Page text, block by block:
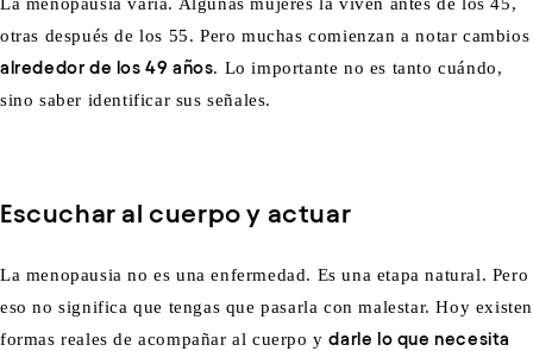
La menopausia varía. Algunas mujeres la viven antes de los 45,
otras después de los 55. Pero muchas comienzan a notar cambios
alrededor de los 49 años. Lo importante no es tanto cuándo,
sino saber identificar sus señales.
Escuchar al cuerpo y actuar
La menopausia no es una enfermedad. Es una etapa natural. Pero
eso no significa que tengas que pasarla con malestar. Hoy existen
formas reales de acompañar al cuerpo ydarle lo que necesita